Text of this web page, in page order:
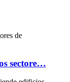
sectore…